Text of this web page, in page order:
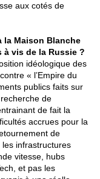
aux cotés de
la Maison Blanche
vis de la Russie ?
idéologique des
« l’Empire du
publics faits sur
de
de fait la
accrues pour la
de
infrastructures
vitesse, hubs
et pas les